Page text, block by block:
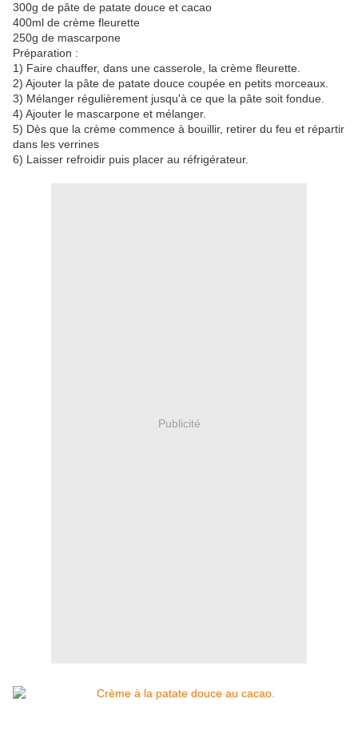
300g de pâte de patate douce et cacao
400ml de crème fleurette
250g de mascarpone
Préparation :
1) Faire chauffer, dans une casserole, la crème fleurette.
2) Ajouter la pâte de patate douce coupée en petits morceaux.
3) Mélanger régulièrement jusqu'à ce que la pâte soit fondue.
4) Ajouter le mascarpone et mélanger.
5) Dès que la crème commence à bouillir, retirer du feu et répartir
dans les verrines
6) Laisser refroidir puis placer au réfrigérateur.
Publicité